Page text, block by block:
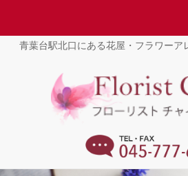
青葉台駅北口にある花屋・フラワーア